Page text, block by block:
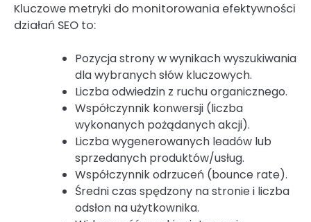
Kluczowe metryki do monitorowania efektywności
działań SEO to:
Pozycja strony w wynikach wyszukiwania
dla wybranych słów kluczowych.
Liczba odwiedzin z ruchu organicznego.
Współczynnik konwersji (liczba
wykonanych pożądanych akcji).
Liczba wygenerowanych leadów lub
sprzedanych produktów/usług.
Współczynnik odrzuceń (bounce rate).
Średni czas spędzony na stronie i liczba
odsłon na użytkownika.